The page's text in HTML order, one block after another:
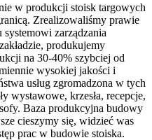
w produkcji stoisk targowych
Zrealizowaliśmy prawie
zarządzania
produkujemy
na 30-40% szybciej od
wysokiej jakości i
usług zgromadzona w tych
wystawowe, krzesła, recepcje,
Baza produkcyjna budowy
cieszymy się, widzieć was
prac w budowie stoiska.